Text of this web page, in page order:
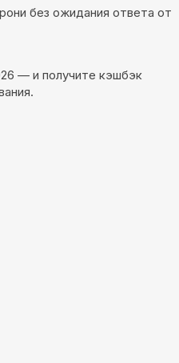
без ожидания ответа от
— и получите кэшбэк